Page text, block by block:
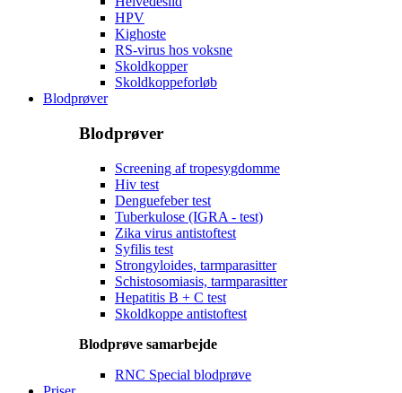
HPV
Kighoste
RS-virus hos voksne
Skoldkopper
Skoldkoppeforløb
Blodprøver
Blodprøver
Screening af tropesygdomme
Hiv test
Denguefeber test
Tuberkulose (IGRA - test)
Zika virus antistoftest
Syfilis test
Strongyloides, tarmparasitter
Schistosomiasis, tarmparasitter
Hepatitis B + C test
Skoldkoppe antistoftest
Blodprøve samarbejde
RNC Special blodprøve